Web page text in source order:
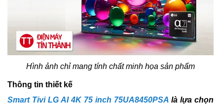
Hình ảnh chỉ mang tính chất minh họa sản phẩm
Thông tin thiết kế
Smart Tivi LG AI 4K 75 inch 75UA8450PSA là lựa chọn